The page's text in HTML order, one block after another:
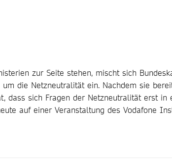
zur Seite stehen, mischt sich
die Netzneutralität ein. Nachdem sie
dass sich Fragen der Netzneutralität erst in
auf einer Veranstaltung des Vodafone